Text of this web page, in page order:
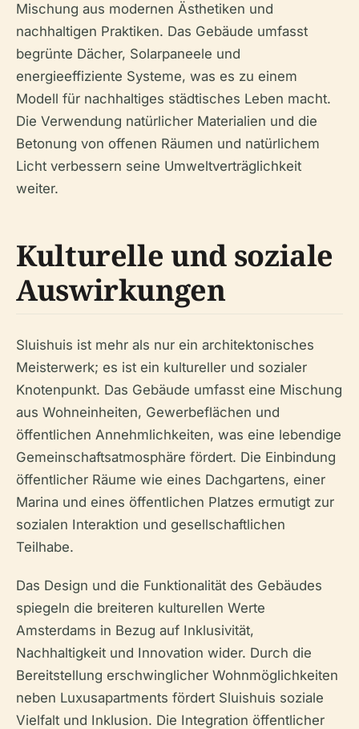
Mischung aus modernen Ästhetiken und
nachhaltigen Praktiken. Das Gebäude umfasst
begrünte Dächer, Solarpaneele und
energieeffiziente Systeme, was es zu einem
Modell für nachhaltiges städtisches Leben macht.
Die Verwendung natürlicher Materialien und die
Betonung von offenen Räumen und natürlichem
Licht verbessern seine Umweltverträglichkeit
weiter.
Kulturelle und soziale
Auswirkungen
Sluishuis ist mehr als nur ein architektonisches
Meisterwerk; es ist ein kultureller und sozialer
Knotenpunkt. Das Gebäude umfasst eine Mischung
aus Wohneinheiten, Gewerbeflächen und
öffentlichen Annehmlichkeiten, was eine lebendige
Gemeinschaftsatmosphäre fördert. Die Einbindung
öffentlicher Räume wie eines Dachgartens, einer
Marina und eines öffentlichen Platzes ermutigt zur
sozialen Interaktion und gesellschaftlichen
Teilhabe.
Das Design und die Funktionalität des Gebäudes
spiegeln die breiteren kulturellen Werte
Amsterdams in Bezug auf Inklusivität,
Nachhaltigkeit und Innovation wider. Durch die
Bereitstellung erschwinglicher Wohnmöglichkeiten
neben Luxusapartments fördert Sluishuis soziale
Vielfalt und Inklusion. Die Integration öffentlicher